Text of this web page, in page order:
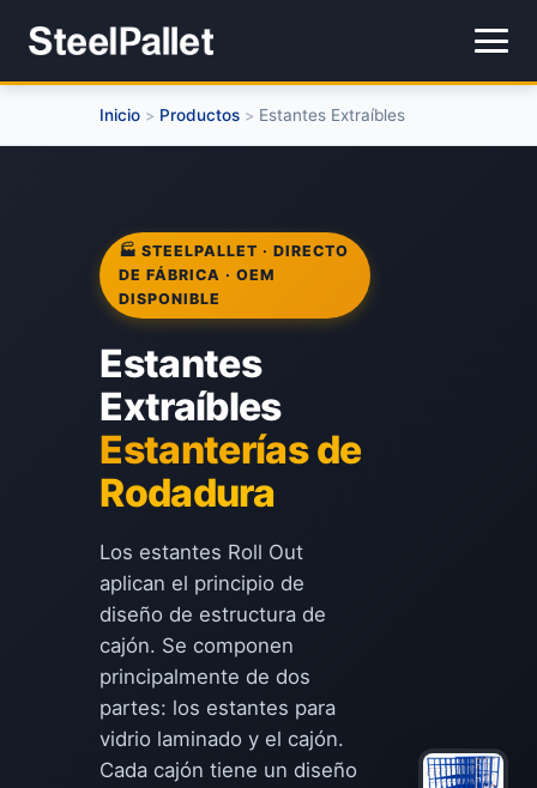
Inicio > Productos > Estantes Extraíbles
🏭 STEELPALLET · DIRECTO
DE FÁBRICA · OEM
DISPONIBLE
Estantes
Extraíbles
Estanterías de
Rodadura
Los estantes Roll Out
aplican el principio de
diseño de estructura de
cajón. Se componen
principalmente de dos
partes: los estantes para
vidrio laminado y el cajón.
Cada cajón tiene un diseño